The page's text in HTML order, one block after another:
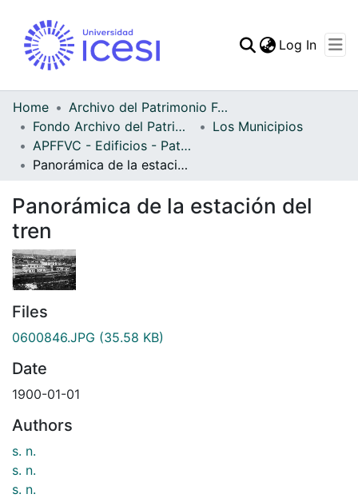
Statistics
Log In
Home
Archivo del Patrimonio Fotográfico y Fílmico del Valle del Cauca
Fondo Archivo del Patrimonio Fotográfico y Fílmico del Valle del Cauca
Los Municipios
APFFVC - Edificios - Patrimonial
Panorámica de la estación del tren
Panorámica de la estación del
tren
Files
0600846.JPG (35.58 KB)
Date
1900-01-01
Authors
s. n.
s. n.
s. n.